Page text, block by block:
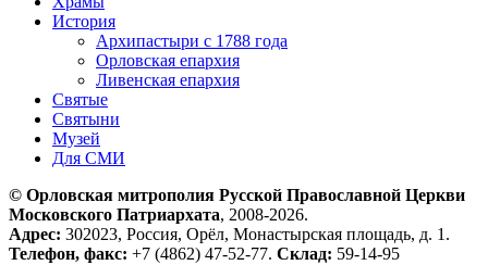
История
Архипастыри с 1788 года
Орловская епархия
Ливенская епархия
Святые
Святыни
Музей
Для СМИ
© Орловская митрополия Русской Православной Церкви
Московского Патриархата, 2008-2026.
Адрес: 302023, Россия, Орёл, Монастырская площадь, д. 1.
Телефон, факс: +7 (4862) 47-52-77. Склад: 59-14-95